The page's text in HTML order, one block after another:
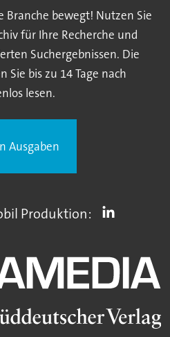
Branche bewegt! Nutzen Sie
für Ihre Recherche und
Suchergebnissen. Die
Sie bis zu 14 Tage nach
lesen.
Ausgaben
Produktion: